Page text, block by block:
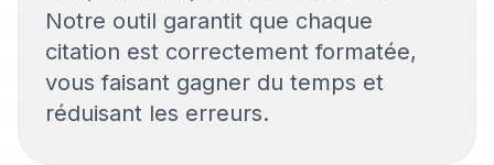
Notre outil garantit que chaque
citation est correctement formatée,
vous faisant gagner du temps et
réduisant les erreurs.